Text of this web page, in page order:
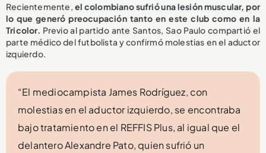
Recientemente, el colombiano sufrió una lesión muscular, por
lo que generó preocupación tanto en este club como en la
Tricolor. Previo al partido ante Santos, Sao Paulo compartió el
parte médico del futbolista y confirmó molestias en el aductor
izquierdo.
“El mediocampista James Rodríguez, con
molestias en el aductor izquierdo, se encontraba
bajo tratamiento en el REFFIS Plus, al igual que el
delantero Alexandre Pato, quien sufrió un